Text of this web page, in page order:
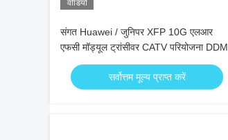
वीडियो
संगत Huawei / जुनिपर XFP 10G एलआर
एफसी मॉड्यूल ट्रांसीवर CATV परियोजना DDM
सर्वोत्तम मूल्य प्राप्त करें